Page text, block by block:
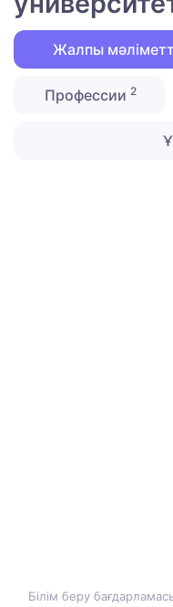
Жалпы
Профессии2
Білім беру